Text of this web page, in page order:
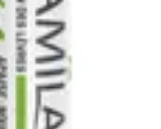
serrurierRecherche de
Sécurité